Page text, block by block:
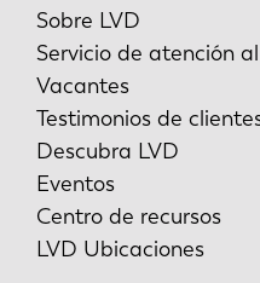
Sobre LVD
Servicio de atención
Vacantes
Testimonios de
Descubra LVD
Eventos
Centro de recursos
LVD Ubicaciones